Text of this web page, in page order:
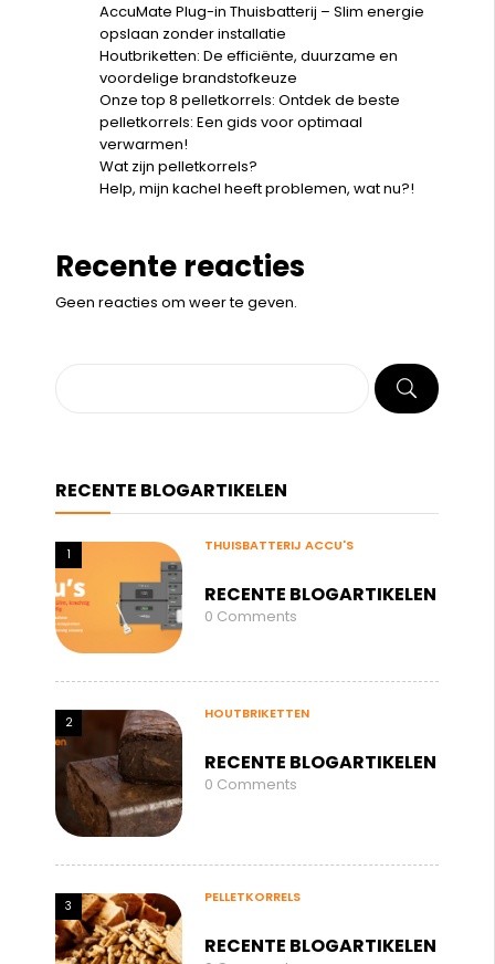
AccuMate Plug-in Thuisbatterij – Slim energie
opslaan zonder installatie
Houtbriketten: De efficiënte, duurzame en
voordelige brandstofkeuze
Onze top 8 pelletkorrels: Ontdek de beste
pelletkorrels: Een gids voor optimaal
verwarmen!
Wat zijn pelletkorrels?
Help, mijn kachel heeft problemen, wat nu?!
Recente reacties
Geen reacties om weer te geven.
1
THUISBATTERIJ ACCU'S
0 Comments
2
HOUTBRIKETTEN
0 Comments
3
PELLETKORRELS